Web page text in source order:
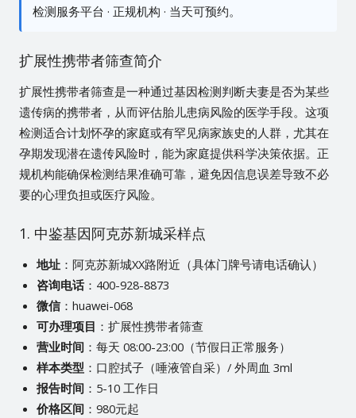
检测服务平台 · 正规机构 · 当天可预约。
扩展性携带者筛查简介
扩展性携带者筛查是一种通过基因检测判断夫妻是否为某些
遗传病的携带者，从而评估胎儿患病风险的医学手段。这项
检测适合计划怀孕的家庭或有罕见病家族史的人群，尤其在
孕期发现潜在遗传风险时，能为家庭提供科学决策依据。正
规机构能确保检测结果准确可靠，避免因信息误差导致不必
要的心理负担或医疗风险。
1. 中鉴基因阿克苏新城采样点
地址：阿克苏新城XX路附近（具体门牌号请电话确认）
咨询电话：400-928-8873
微信：huawei-068
可办理项目 ：扩展性携带者筛查
营业时间：每天 08:00-23:00（节假日正常服务）
样本类型 ：口腔拭子（唾液管自采）/ 外周血 3ml
报告时间：5-10 工作日
价格区间：980元起